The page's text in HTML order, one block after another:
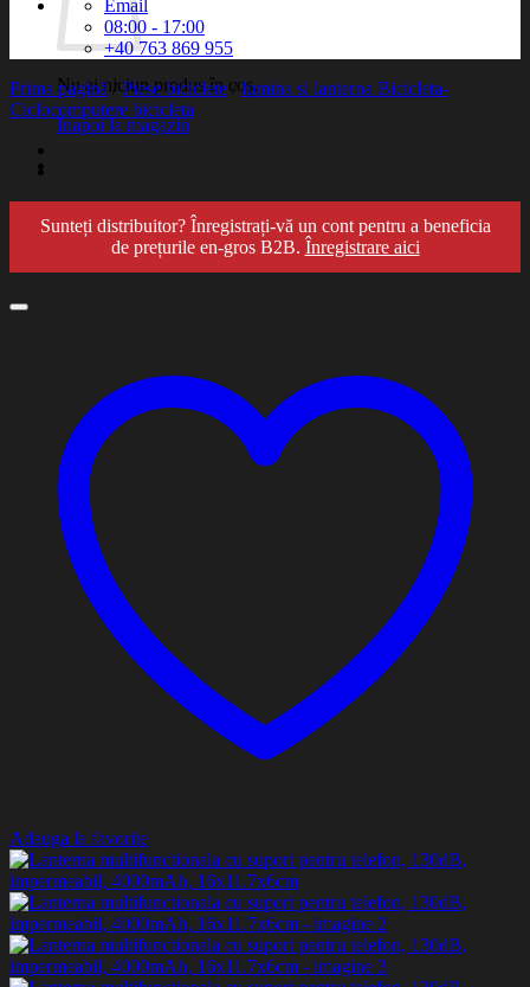
Nu ai niciun produs în coș.
Înapoi la magazin
Email
08:00 - 17:00
+40 763 869 955
Prima pagină / Piese biciclete / lumina si lanterna Bicicleta-
Ciclocomputere bicicleta
Sunteți distribuitor? Înregistrați-vă un cont pentru a beneficia
de prețurile en-gros B2B. Înregistrare aici
Adauga la favorite